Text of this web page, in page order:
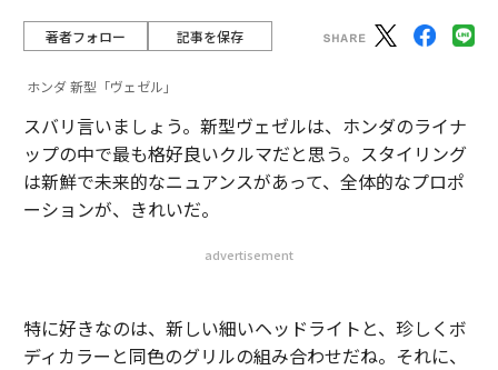
著者フォロー 記事を保存
ホンダ 新型「ヴェゼル」
スバリ言いましょう。新型ヴェゼルは、ホンダのライナ
ップの中で最も格好良いクルマだと思う。スタイリング
は新鮮で未来的なニュアンスがあって、全体的なプロポ
ーションが、きれいだ。
advertisement
特に好きなのは、新しい細いヘッドライトと、珍しくボ
ディカラーと同色のグリルの組み合わせだね。それに、